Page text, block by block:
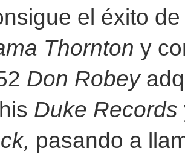
el éxito
Thornton y
Don Robey
Duke Records
pasando a